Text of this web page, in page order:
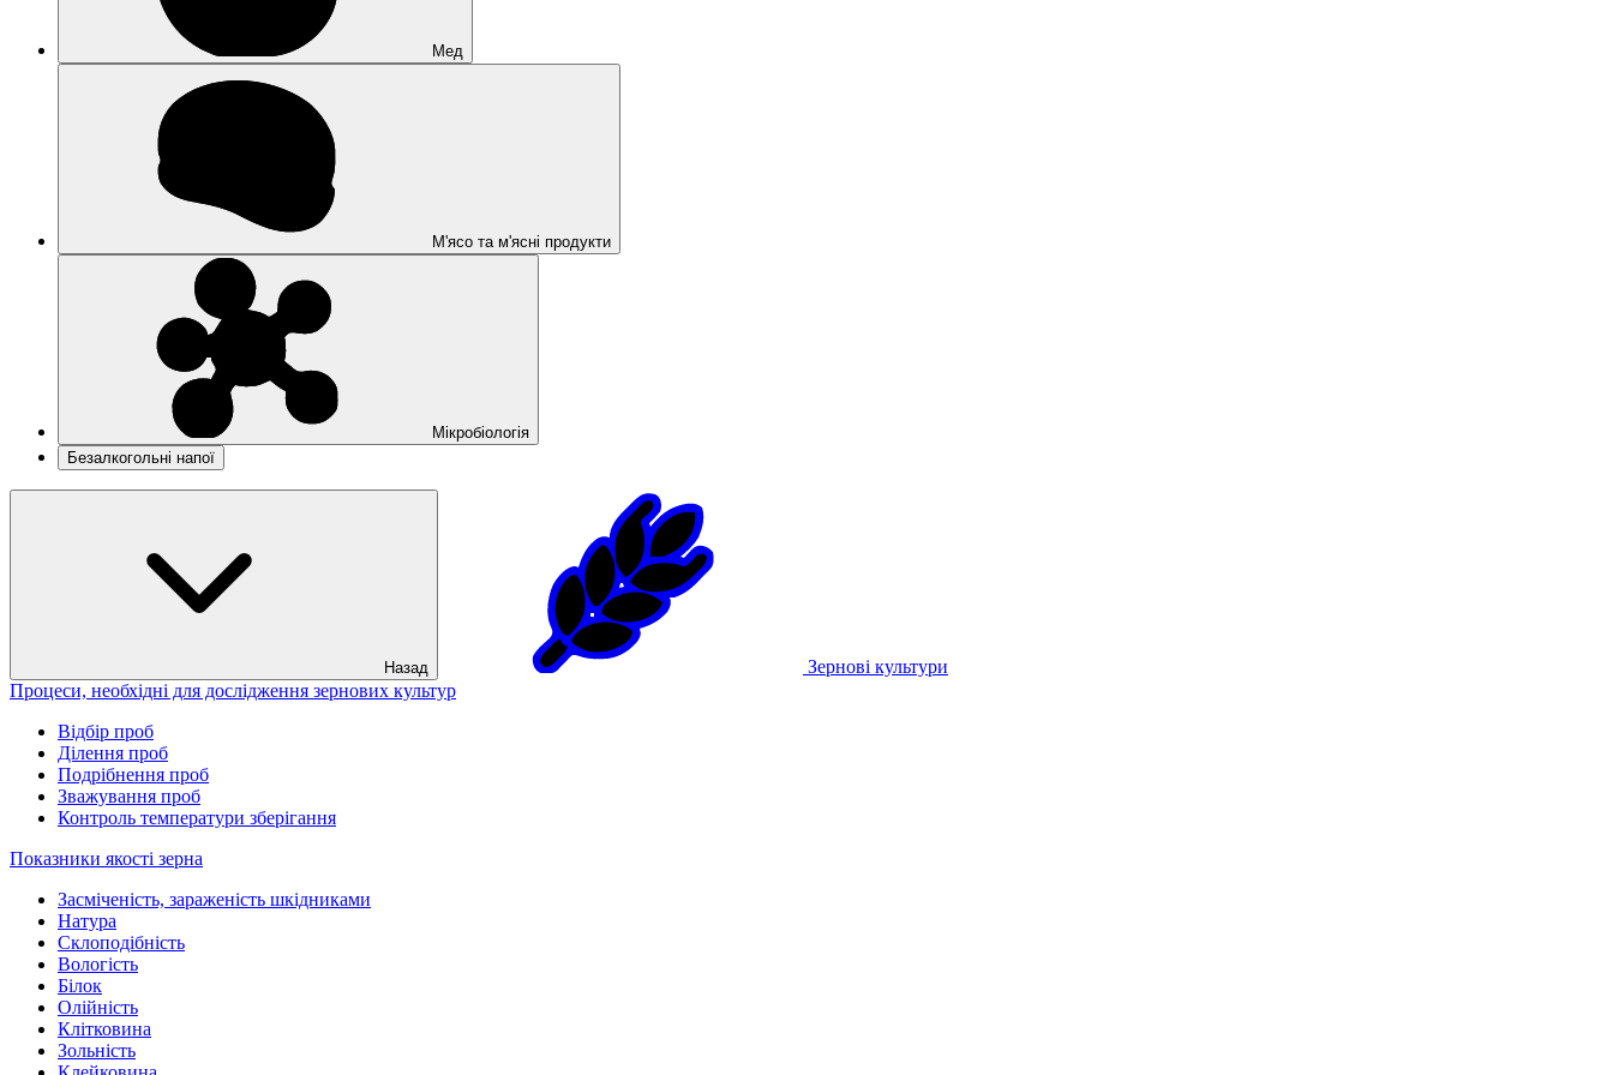
Мед
М'ясо та м'ясні продукти
Мікробіологія
Безалкогольні напої
Назад
Зернові культури
Процеси, необхідні для дослідження зернових культур
Відбір проб
Ділення проб
Подрібнення проб
Зважування проб
Контроль температури зберігання
Показники якості зерна
Засміченість, зараженість шкідниками
Натура
Склоподібність
Вологість
Білок
Олійність
Клітковина
Зольність